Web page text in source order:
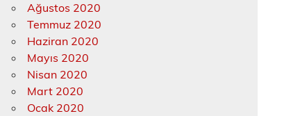
Ağustos 2020
Temmuz 2020
Haziran 2020
Mayıs 2020
Nisan 2020
Mart 2020
Ocak 2020